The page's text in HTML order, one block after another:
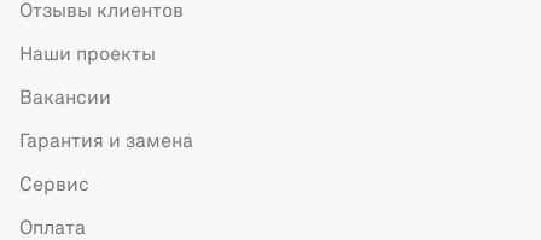
Отзывы клиентов
Наши проекты
Вакансии
Гарантия и замена
Сервис
Оплата